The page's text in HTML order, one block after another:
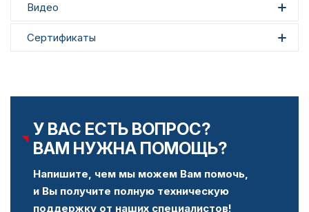
Видео
Сертификаты
У ВАС ЕСТЬ ВОПРОС?
ВАМ НУЖНА ПОМОЩЬ?
Напишите, чем мы можем Вам помочь,
и Вы получите полную техническую
поддержку от наших специалистов!